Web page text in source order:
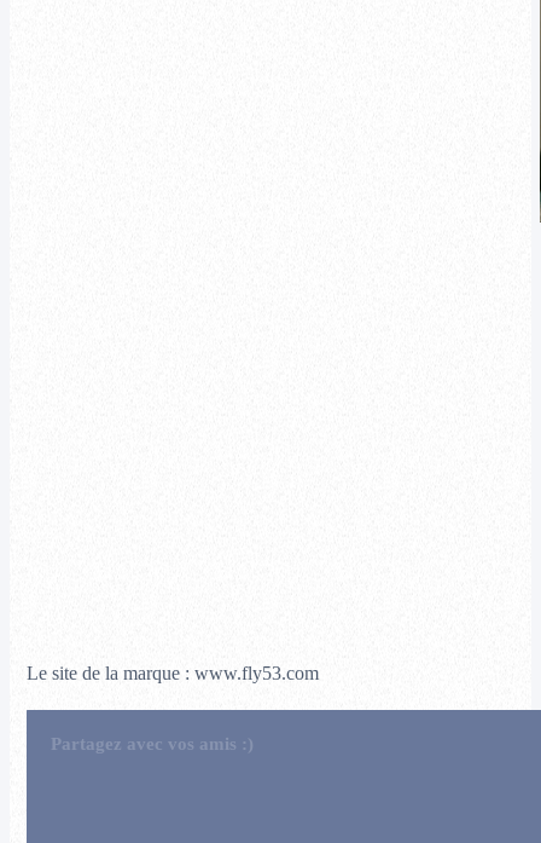
Le site de la marque : www.fly53.com
Partagez avec vos amis :)